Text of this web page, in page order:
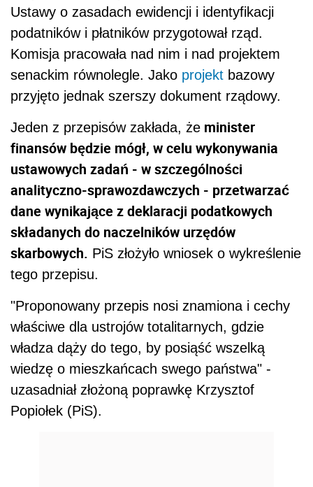
Ustawy o zasadach ewidencji i identyfikacji
podatników i płatników przygotował rząd.
Komisja pracowała nad nim i nad projektem
senackim równolegle. Jako projekt bazowy
przyjęto jednak szerszy dokument rządowy.
Jeden z przepisów zakłada, że minister
finansów będzie mógł, w celu wykonywania
ustawowych zadań - w szczególności
analityczno-sprawozdawczych - przetwarzać
dane wynikające z deklaracji podatkowych
składanych do naczelników urzędów
skarbowych. PiS złożyło wniosek o wykreślenie
tego przepisu.
"Proponowany przepis nosi znamiona i cechy
właściwe dla ustrojów totalitarnych, gdzie
władza dąży do tego, by posiąść wszelką
wiedzę o mieszkańcach swego państwa" -
uzasadniał złożoną poprawkę Krzysztof
Popiołek (PiS).